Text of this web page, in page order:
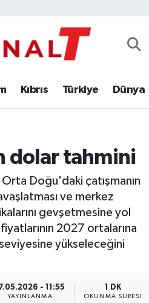
Kıbrıs Türkiye Dünya
dolar tahmini
Doğu'daki çatışmanın
ve merkez
gevşetmesine yol
2027 ortalarına
yükseleceğini
- 11:55
YAYINLANMA
1 DK
OKUNMA SÜRESI